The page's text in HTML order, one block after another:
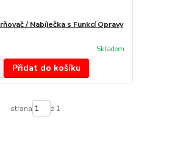
/ Nabíječka s Funkcí Opravy
Skladem
Přidat do košíku
strana z 1